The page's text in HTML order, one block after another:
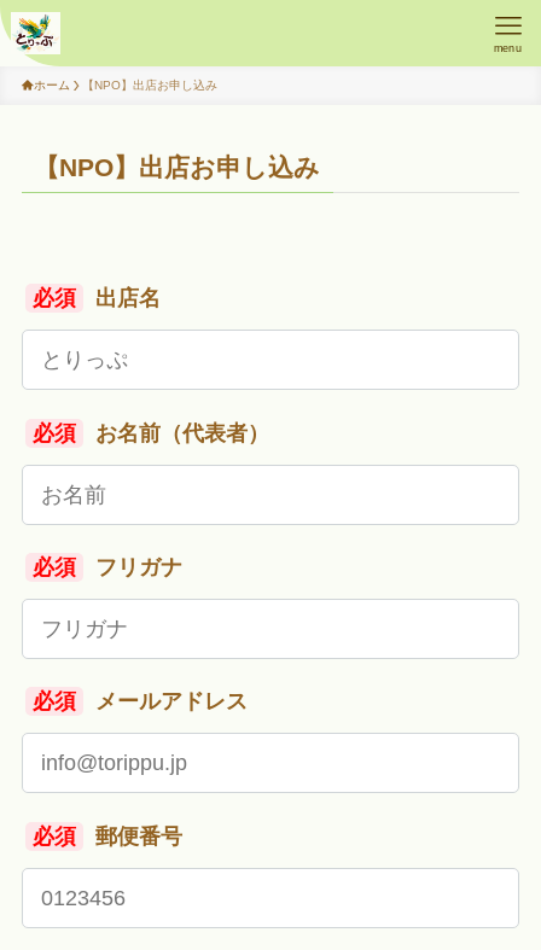
menu
ホーム 【NPO】出店お申し込み
【NPO】出店お申し込み
必須 出店名
必須 お名前（代表者）
必須 フリガナ
必須 メールアドレス
必須 郵便番号